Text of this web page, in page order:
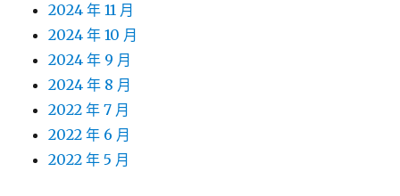
2024 年 11 月
2024 年 10 月
2024 年 9 月
2024 年 8 月
2022 年 7 月
2022 年 6 月
2022 年 5 月